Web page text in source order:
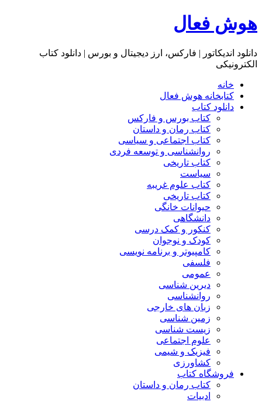
هوش فعال
دانلود اندیکاتور | فارکس، ارز دیجیتال و بورس | دانلود کتاب
الکترونیکی
خانه
کتابخانه هوش فعال
دانلود کتاب
کتاب بورس و فارکس
کتاب رمان و داستان
کتاب اجتماعی و سیاسی
روانشناسی و توسعه فردی
کتاب تاریخی
سیاست
کتاب علوم غریبه
کتاب تاریخی
حیوانات خانگی
دانشگاهی
کنکور و کمک‌ درسی
کودک و نوجوان
کامپیوتر و برنامه نویسی
فلسفی
عمومی
دیرین شناسی
روانشناسی
زبان های خارجی
زمین شناسی
زیست شناسی
علوم اجتماعی
فیزیک و شیمی
کشاورزی
فروشگاه کتاب
کتاب رمان و داستان
ادبیات